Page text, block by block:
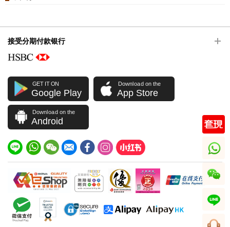
接受分期付款银行
GET IT ON
Google Play
Download on the
App Store
Download on the
Android
whatsapp